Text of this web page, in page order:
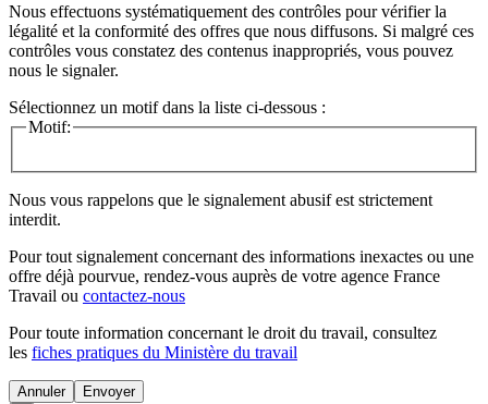
Nous effectuons systématiquement des contrôles pour vérifier la
légalité et la conformité des offres que nous diffusons. Si malgré ces
contrôles vous constatez des contenus inappropriés, vous pouvez
nous le signaler.
Sélectionnez un motif dans la liste ci-dessous :
Motif:
Nous vous rappelons que le signalement abusif est strictement
interdit.
Pour tout signalement concernant des informations inexactes ou une
offre déjà pourvue, rendez-vous auprès de votre agence France
Travail ou contactez-nous
Pour toute information concernant le droit du travail, consultez
les fiches pratiques du Ministère du travail
Annuler